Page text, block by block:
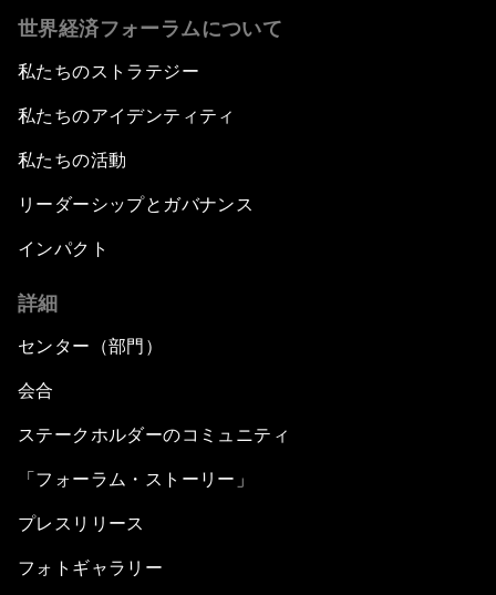
世界経済フォーラムについて
私たちのストラテジー
私たちのアイデンティティ
私たちの活動
リーダーシップとガバナンス
インパクト
詳細
センター（部門）
会合
ステークホルダーのコミュニティ
「フォーラム・ストーリー」
プレスリリース
フォトギャラリー